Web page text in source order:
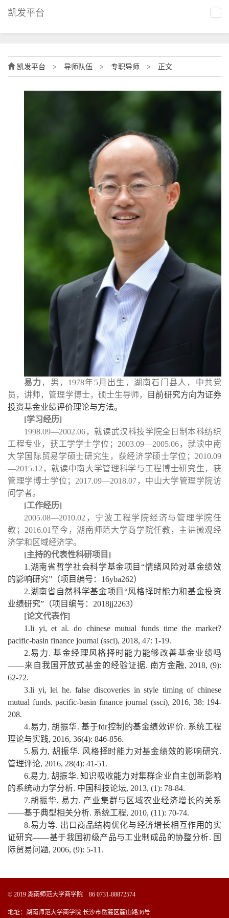
凯发平台
凯发平台 > 导师队伍 > 专职导师 > 正文
易力 ，男，1978年5月出生，湖南石门县人，中共党
员，讲师，管理学博士，硕士生导师，
目前研究方向为证券
投资基金业绩评价理论与方法。
[学习经历]
1998.09—2002.06，就读武汉科技学院全日制本科纺织
工程专业，获工学学士学位；2003.09—2005.06，就读中南
大学国际贸易学硕士研究生，获经济学硕士学位；2010.09
—2015.12，就读中南大学管理科学与工程博士研究生，获
管理学博士学位；2017.09—2018.07，中山大学管理学院访
问学者。
[工作经历]
2005.08—2010.02，宁波工程学院经济与管理学院任
教；2016.01至今，湖南师范大学商学院任教，主讲微观经
济学和区域经济学。
[主持的代表性科研项目]
1.湖南省哲学社会科学基金项目“情绪风险对基金绩效
的影响研究”（项目编号：16yba262）
2.湖南省自然科学基金项目“风格择时能力和基金投资
业绩研究”（项目编号：2018jj2263）
[论文代表作]
1.li yi, et al. do chinese mutual funds time the market?
pacific-basin finance journal (ssci), 2018, 47: 1-19.
2.易力. 基金经理风格择时能力能够改善基金业绩吗
——来自我国开放式基金的经验证据. 南方金融, 2018, (9):
62-72.
3.li yi, lei he. false discoveries in style timing of chinese
mutual funds. pacific-basin finance journal (ssci), 2016, 38: 194-
208.
4.易力, 胡振华. 基于fdr控制的基金绩效评价. 系统工程
理论与实践, 2016, 36(4): 846-856.
5.易力, 胡振华. 风格择时能力对基金绩效的影响研究.
管理评论, 2016, 28(4): 41-51.
6.易力, 胡振华. 知识吸收能力对集群企业自主创新影响
的系统动力学分析. 中国科技论坛, 2013, (1): 78-84.
7.胡振华, 易力. 产业集群与区域农业经济增长的关系
——基于典型相关分析. 系统工程, 2010, (11): 70-74.
8.易力等. 出口商品结构优化与经济增长相互作用的实
证研究——基于我国初级产品与工业制成品的协整分析. 国
际贸易问题, 2006, (9): 5-11.
© 2019 湖南师范大学商学院 86 0731-88872574
地址：湖南师范大学商学院 长沙市岳麓区麓山路36号